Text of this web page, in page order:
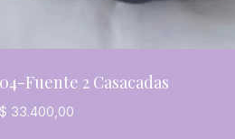
04-Fuente 2 Casacadas
$ 33.400,00